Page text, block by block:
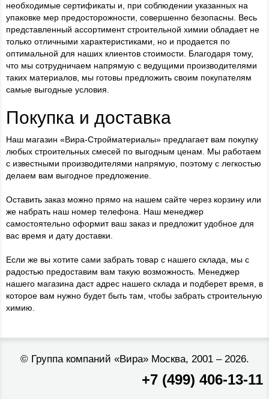
необходимые сертификаты и, при соблюдении указанных на
упаковке мер предосторожности, совершенно безопасны. Весь
представленный ассортимент строительной химии обладает не
только отличными характеристиками, но и продается по
оптимальной для наших клиентов стоимости. Благодаря тому,
что мы сотрудничаем напрямую с ведущими производителями
таких материалов, мы готовы предложить своим покупателям
самые выгодные условия.
Покупка и доставка
Наш магазин «Вира-Стройматериалы» предлагает вам покупку
любых строительных смесей по выгодным ценам. Мы работаем
с известными производителями напрямую, поэтому с легкостью
делаем вам выгодное предложение.
Оставить заказ можно прямо на нашем сайте через корзину или
же набрать наш номер телефона. Наш менеджер
самостоятельно оформит ваш заказ и предложит удобное для
вас время и дату доставки.
Если же вы хотите сами забрать товар с нашего склада, мы с
радостью предоставим вам такую возможность. Менеджер
нашего магазина даст адрес нашего склада и подберет время, в
которое вам нужно будет быть там, чтобы забрать строительную
химию.
© Группа компаний «Вира»Москва, 2001 – 2026.
+7 (499) 406-13-11